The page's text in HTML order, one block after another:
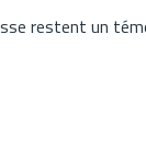
restent un